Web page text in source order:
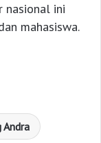
nasional ini
mahasiswa.
Andra